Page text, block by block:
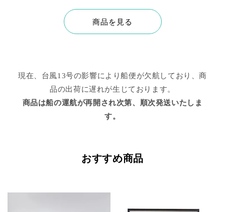
商品を見る
現在、台風13号の影響により船便が欠航しており、商
品の出荷に遅れが生じております。
商品は船の運航が再開され次第、順次発送いたしま
す。
おすすめ商品